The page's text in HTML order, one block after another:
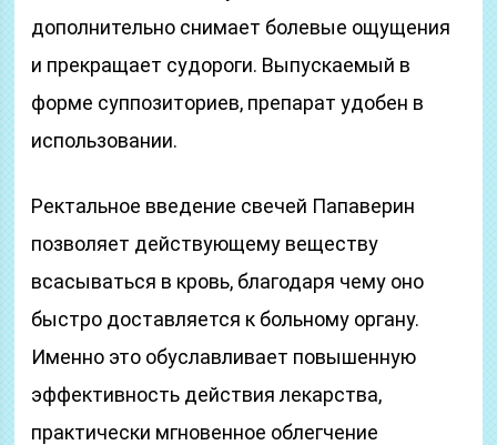
дополнительно снимает болевые ощущения
и прекращает судороги. Выпускаемый в
форме суппозиториев, препарат удобен в
использовании.
Ректальное введение свечей Папаверин
позволяет действующему веществу
всасываться в кровь, благодаря чему оно
быстро доставляется к больному органу.
Именно это обуславливает повышенную
эффективность действия лекарства,
практически мгновенное облегчение